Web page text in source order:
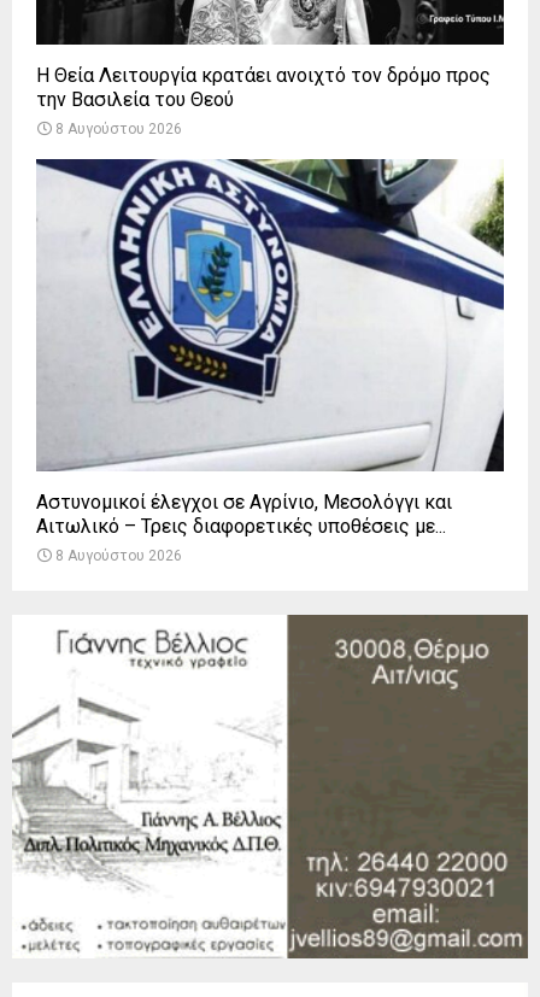
Η Θεία Λειτουργία κρατάει ανοιχτό τον δρόμο προς
την Βασιλεία του Θεού
8 Αυγούστου 2026
Αστυνομικοί έλεγχοι σε Αγρίνιο, Μεσολόγγι και
Αιτωλικό – Τρεις διαφορετικές υποθέσεις με...
8 Αυγούστου 2026